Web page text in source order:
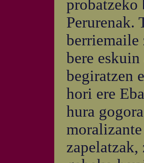
probatzeko
Perurenak.
berriemaile
bere
begiratzen
hori ere
hura